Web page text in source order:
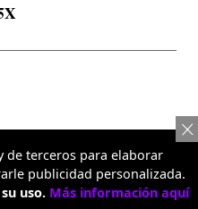
de terceros para elaborar
publicidad personalizada.
uso. Más información aquí